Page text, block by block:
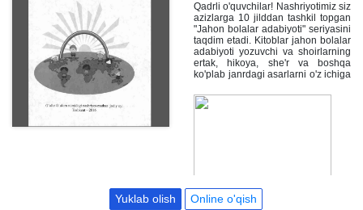
Qadrli o'quvchilar! Nashriyotimiz siz
azizlarga 10 jilddan tashkil topgan
"Jahon bolalar adabiyoti" seriyasini
taqdim etadi. Kitoblar jahon bolalar
adabiyoti yozuvchi va shoirlarning
ertak, hikoya, she'r va boshqa
ko'plab janrdagi asarlarni o'z ichiga
birinchi jildda siz Angliya bolalar
adabiyoti bilan yaqindan
Yuklab olish Online o'qish